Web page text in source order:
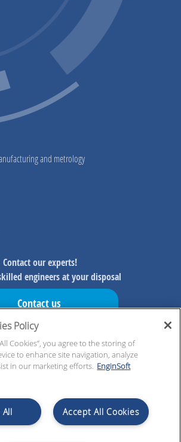
and metrology
Contact our experts!
engineers at your disposal
Contact us
miss our initiatives!
our initiatives, exclusive resources and
updates!
Policy
Cookies”, you agree to the storing of
to enhance site navigation, analyze
in our marketing efforts. EnginSoft
Accept All Cookies
All